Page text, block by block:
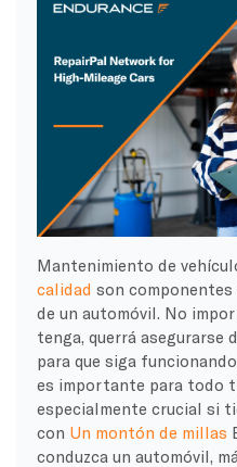
Mantenimiento de
calidad son componentes
de un automóvil. No
tenga, querrá asegurarse
para que siga
es importante para todo
especialmente crucial si
con Un montón de millas
conduzca un automóvil,